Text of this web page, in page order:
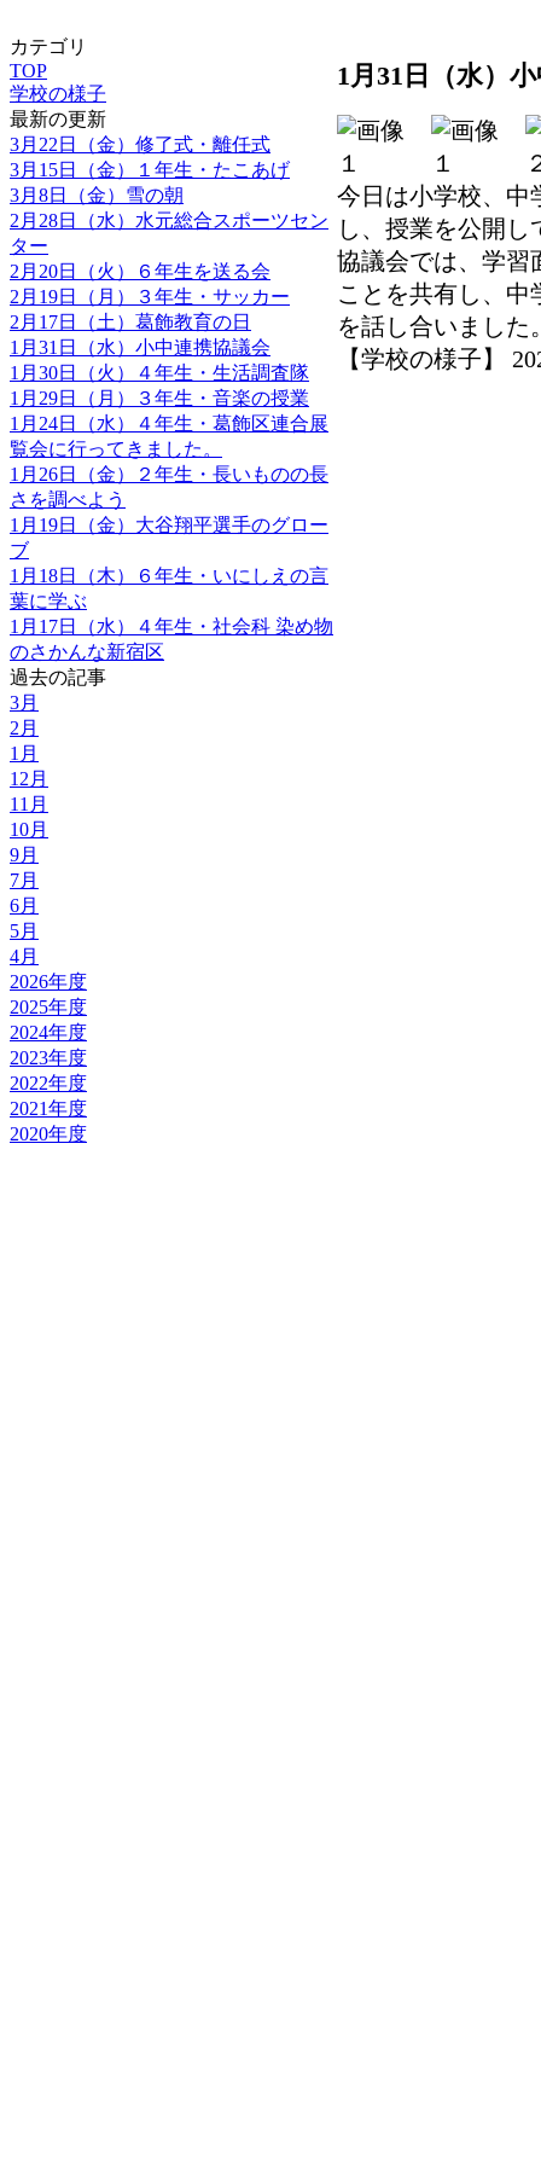
カテゴリ
TOP
学校の様子
最新の更新
3月22日（金）修了式・離任式
3月15日（金）１年生・たこあげ
3月8日（金）雪の朝
2月28日（水）水元総合スポーツセン
ター
2月20日（火）６年生を送る会
2月19日（月）３年生・サッカー
2月17日（土）葛飾教育の日
1月31日（水）小中連携協議会
1月30日（火）４年生・生活調査隊
1月29日（月）３年生・音楽の授業
1月24日（水）４年生・葛飾区連合展
覧会に行ってきました。
1月26日（金）２年生・長いものの長
さを調べよう
1月19日（金）大谷翔平選手のグロー
ブ
1月18日（木）６年生・いにしえの言
葉に学ぶ
1月17日（水）４年生・社会科 染め物
のさかんな新宿区
過去の記事
3月
2月
1月
12月
11月
10月
9月
7月
6月
5月
4月
2026年度
2025年度
2024年度
2023年度
2022年度
2021年度
2020年度
1月31日（水）
今日は小学校、中
し、授業を公開
協議会では、学習
ことを共有し、中
を話し合いました
【学校の様子】